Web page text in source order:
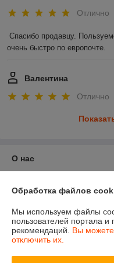
Отлично
Спасибо продавцу.
очень быстро по европочте.
Валентина
Отлично
О нас
Контакты
Доставка и оплата
График работы
Обработка файлов
Мы используем файлы
пользователей портала
рекомендаций. Вы
отключить их.